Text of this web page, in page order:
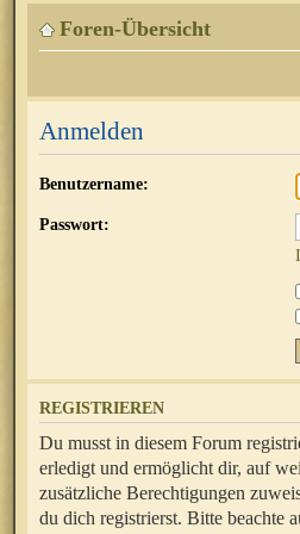
Foren-Übersicht
Anmelden
Benutzername:
Passwort:
REGISTRIEREN
Du musst in diesem Forum
erledigt und ermöglicht dir, auf
zusätzliche Berechtigungen
du dich registrierst. Bitte beachte